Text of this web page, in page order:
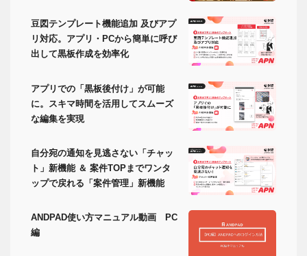
豆図テンプレート機能追加 及びアプ
リ対応。アプリ・PCから簡単に呼び
出して黒板作成を効率化
アプリでの「黒板後付け」が可能
に。スキマ時間を活用してスムーズ
な編集を実現
自分宛の通知を見逃さない「チャッ
ト」新機能 ＆ 案件TOPまでワンタ
ップで戻れる「案件管理」新機能
ANDPAD使い方マニュアル動画 PC
編